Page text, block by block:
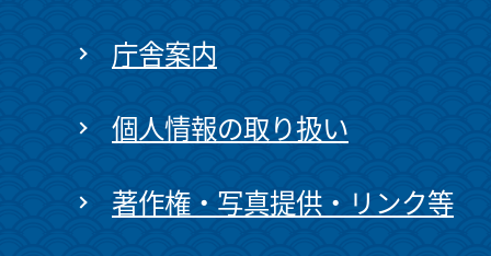
庁舎案内
個人情報の取り扱い
著作権・写真提供・リンク等